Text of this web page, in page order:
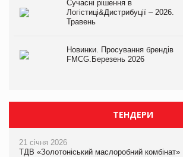
Сучасні рішення в
Логістиці&Дистрибуції – 2026.
Травень
Новинки. Просування брендів
FMCG.Березень 2026
ТЕНДЕРИ
21 січня 2026
ТДВ «Золотоніський маслоробний комбінат»